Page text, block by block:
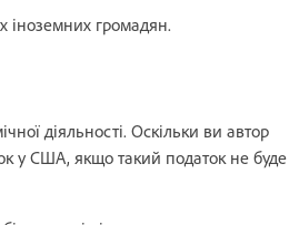
іноземних громадян.
діяльності. Оскільки ви автор
у США, якщо такий податок не буде